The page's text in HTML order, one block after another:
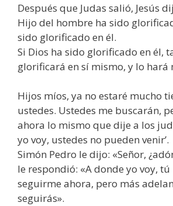
Después que Judas salió, Jesús
Hijo del hombre ha sido
sido glorificado en él.
Si Dios ha sido glorificado en él,
glorificará en sí mismo, y lo hará
Hijos míos, ya no estaré mucho
ustedes. Ustedes me buscarán,
ahora lo mismo que dije a los
yo voy, ustedes no pueden venir’.
Simón Pedro le dijo: «Señor,
le respondió: «A donde yo voy,
seguirme ahora, pero más
seguirás».